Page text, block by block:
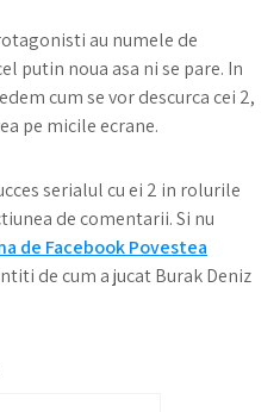
au numele de
putin noua asa ni se pare. In
cum se vor descurca cei 2,
pe micile ecrane.
serialul cu ei 2 in rolurile
de comentarii. Si nu
de Facebook Povestea
de cum a jucat Burak Deniz